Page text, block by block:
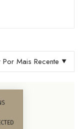
Mais Recente